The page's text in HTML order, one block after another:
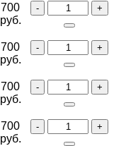
700
руб.
700
руб.
700
руб.
700
руб.